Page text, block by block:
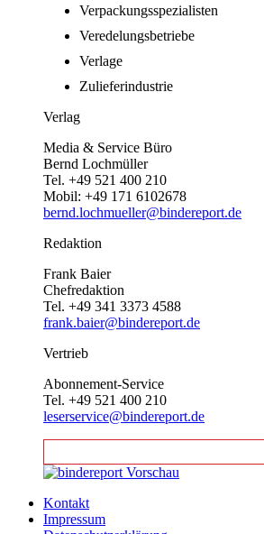
Verpackungsspezialisten
Veredelungsbetriebe
Verlage
Zulieferindustrie
Verlag
Media & Service Büro
Bernd Lochmüller
Tel. +49 521 400 210
Mobil: +49 171 6102678
bernd.lochmueller@bindereport.de
Redaktion
Frank Baier
Chefredaktion
Tel. +49 341 3373 4588
frank.baier@bindereport.de
Vertrieb
Abonnement-Service
Tel. +49 521 400 210
leserservice@bindereport.de
Kontakt
Impressum